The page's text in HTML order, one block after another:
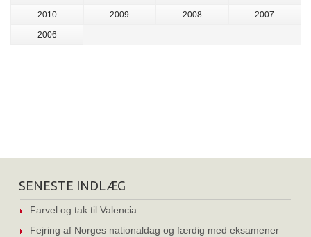
2010 2009 2008 2007
2006
SENESTE INDLÆG
Farvel og tak til Valencia
Fejring af Norges nationaldag og færdig med eksamener